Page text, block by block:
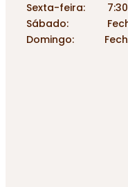
Sexta-feira: 7:30
Sábado:
Domingo: